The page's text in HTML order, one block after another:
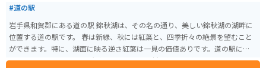
#道の駅
岩手県和賀郡にある道の駅 錦秋湖は、その名の通り、美しい錦秋湖の湖畔に
位置する道の駅です。 春は新緑、秋には紅葉と、四季折々の絶景を望むこと
ができます。特に、湖面に映る逆さ紅葉は一見の価値ありです。道の駅には、
レストランや特産品販売所があり、地元の食材を使った料理や、お土産にぴ